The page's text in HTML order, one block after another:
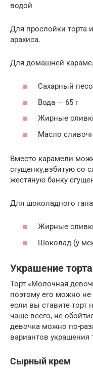
водой
Для прослойки торта
арахиса.
Для домашней
Сахарный
Вода — 65 г
Жирные
Масло
Вместо карамели
сгущенку,взбитую
жестяную банку
Для шоколадного
Жирные
Шоколад (у
Украшение
Торт «Молочная
поэтому его можно
если вы ставите торт
чаще всего, не
девочка можно по-
вариантов
Сырный крем